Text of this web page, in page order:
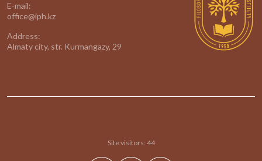
E-mail:
office@iph.kz
Address:
Almaty city, str. Kurmangazy, 29
Site visitors: 44